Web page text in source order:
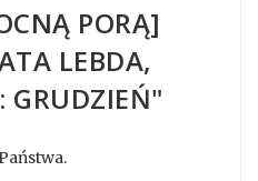
PORĄ]
LEBDA,
GRUDZIEŃ"